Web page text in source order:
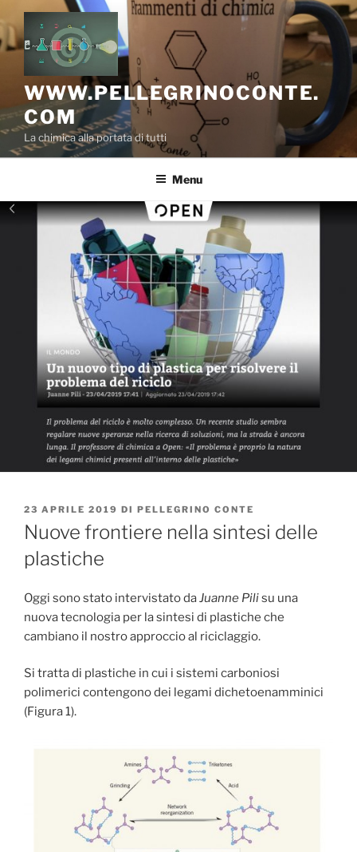
Salta
al
contenuto
WWW.PELLEGRINOCONTE.
COM
La chimica alla portata di tutti
Menu
PUBBLICATO
IL
23 APRILE 2019 DI PELLEGRINO CONTE
Nuove frontiere nella sintesi delle
plastiche
Oggi sono stato intervistato daJuanne Pilisu una
nuova tecnologia per la sintesi di plastiche che
cambiano il nostro approccio al riciclaggio.
Si tratta di plastiche in cui i sistemi carboniosi
polimerici contengono dei legami dichetoenamminici
(Figura 1).